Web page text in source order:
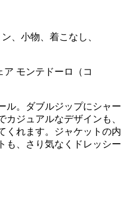
ア モンテドーロ（コ
ル。ダブルジップにシャー
カジュアルなデザインも、
くれます。ジャケットの内
も、さり気なくドレッシー